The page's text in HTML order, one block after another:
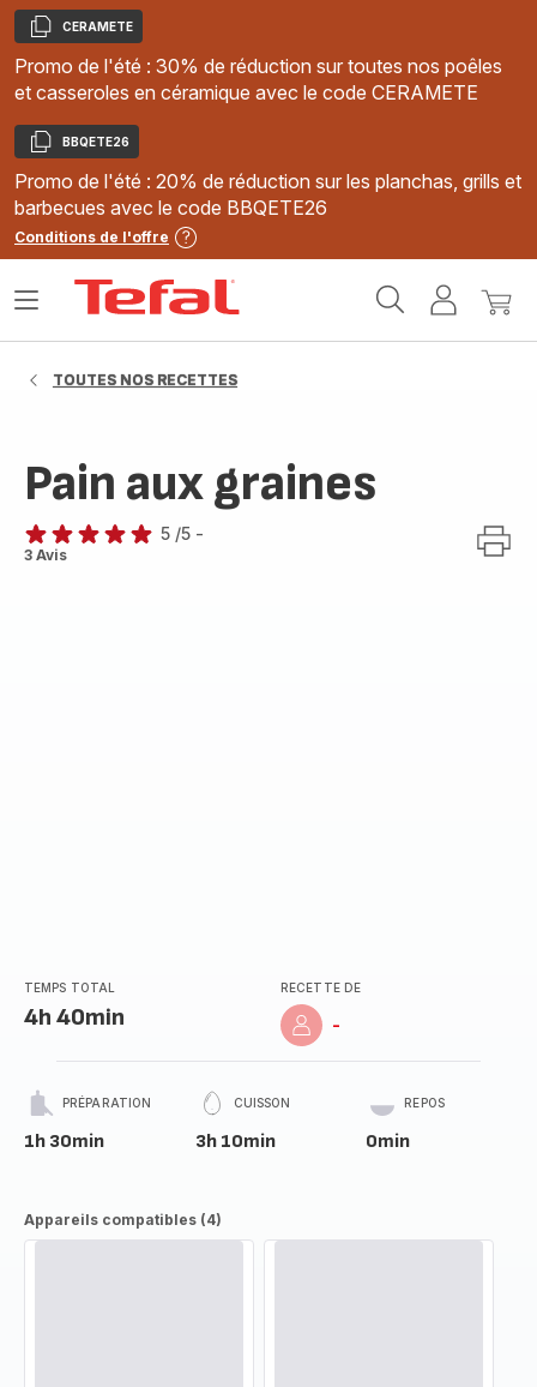
Copier
CERAMETE
Promo de l'été : 30% de réduction sur toutes nos poêles
et casseroles en céramique avec le code CERAMETE
Copier
BBQETE26
Promo de l'été : 20% de réduction sur les planchas, grills et
barbecues avec le code BBQETE26
Conditions de l'offre
MonMon
Ouvrir
TOUTES NOS RECETTES
Pain aux graines
Avis
5 /5 -
3 Avis
TEMPS TOTAL
4h 40min
RECETTE DE
-
PRÉPARATION
1h 30min
CUISSON
3h 10min
REPOS
0min
Appareils compatibles (4)